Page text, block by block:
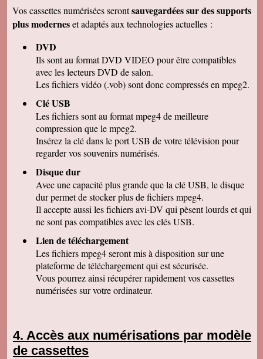
bonne qualité. Cordialement
Marcel G
numerisées. c'est vraiment un beau résultat.
René DR
Nous avons testé : tout semble bon et la
récupération sur Final Cut Pro X fonctionne.
Margot P
Studio très compétent, efficace, sympathique et
arrangeant à prix bon marché, je recommande
vivement !
Christian R
NOUS VENONS DE VISIONNER NOS FILMS
ET TENONS A VOUS REMERCIER POUR
VOTRE :
-ACCUEIL
-QUALITE DE TRAVAIL
-PROFESSIONNALISME
François M
C'est avec grand plaisir que j'ai revécu mon
passage professionnel à Séville, grace à votre
duplication VHS/USB recue ce matin.
Permettez moi de vous féliciter pour la qualité
de votre travail. Je ne manquerai pas de parler
de vous. Bonne soirée.
par votre société, j'ai décidé de vous confier les
miennes. Après avoir reçu ma commande, j'ai
été de nouveau bluffée par la qualité des
Vos cassettes numérisées serontsauvegardées sur des supports
plus moderneset adaptés aux technologies actuelles :
DVD
Ils sont au format DVD VIDEO pour être compatibles
avec les lecteurs DVD de salon.
Les fichiers vidéo (.vob) sont donc compressés en mpeg2.
Clé USB
Les fichiers sont au format mpeg4 de meilleure
compression que le mpeg2.
Insérez la clé dans le port USB de votre télévision pour
regarder vos souvenirs numérisés.
Disque dur
Avec une capacité plus grande que la clé USB, le disque
dur permet de stocker plus de fichiers mpeg4.
Il accepte aussi les fichiers avi-DV qui pèsent lourds et qui
ne sont pas compatibles avec les clés USB.
Lien de téléchargement
Les fichiers mpeg4 seront mis à disposition sur une
plateforme de téléchargement qui est sécurisée.
Vous pourrez ainsi récupérer rapidement vos cassettes
numérisées sur votre ordinateur.
Accès aux numérisations par modèle
de cassettes